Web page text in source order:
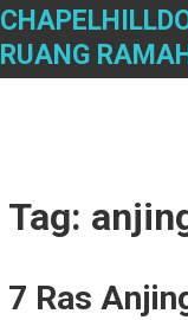
Skip
content
RUANG
Tag:
7 Ras